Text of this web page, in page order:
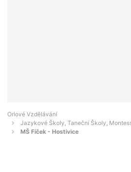
Orlové Vzdělávání
Jazykové Školy, Taneční Školy,
MŠ Fíček - Hostivice